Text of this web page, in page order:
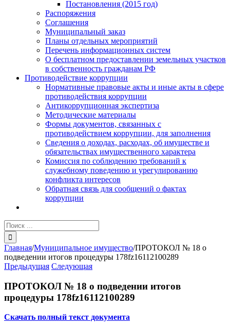
Постановления (2015 год)
Распоряжения
Соглашения
Муниципальный заказ
Планы отдельных мероприятий
Перечень информационных систем
О бесплатном предоставлении земельных участков
в собственность гражданам РФ
Противодействие коррупции
Нормативные правовые акты и иные акты в сфере
противодействия коррупции
Антикоррупционная экспертиза
Методические материалы
Формы документов, связанных с
противодействием коррупции, для заполнения
Сведения о доходах, расходах, об имуществе и
обязательствах имущественного характера
Комиссия по соблюдению требований к
служебному поведению и урегулированию
конфликта интересов
Обратная связь для сообщений о фактах
коррупции
Результат
поиска:
Главная/Муниципальное имущество/ПРОТОКОЛ № 18 о
подведении итогов процедуры 178fz16112100289
Предыдущая Следующая
ПРОТОКОЛ № 18 о подведении итогов
процедуры 178fz16112100289
Скачать полный текст документа